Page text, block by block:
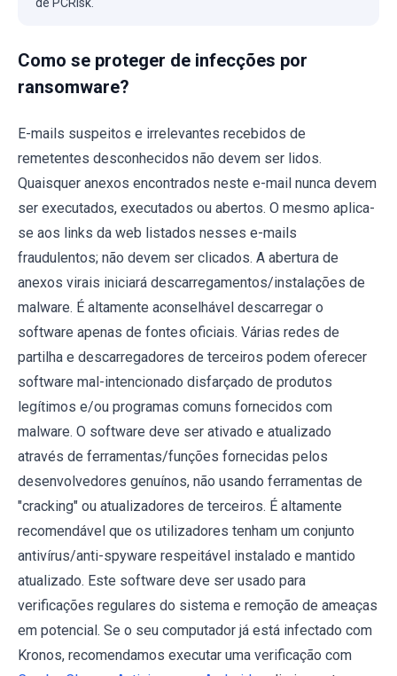
de PCRisk.
Como se proteger de infecções por
ransomware?
E-mails suspeitos e irrelevantes recebidos de
remetentes desconhecidos não devem ser lidos.
Quaisquer anexos encontrados neste e-mail nunca devem
ser executados, executados ou abertos. O mesmo aplica-
se aos links da web listados nesses e-mails
fraudulentos; não devem ser clicados. A abertura de
anexos virais iniciará descarregamentos/instalações de
malware. É altamente aconselhável descarregar o
software apenas de fontes oficiais. Várias redes de
partilha e descarregadores de terceiros podem oferecer
software mal-intencionado disfarçado de produtos
legítimos e/ou programas comuns fornecidos com
malware. O software deve ser ativado e atualizado
através de ferramentas/funções fornecidas pelos
desenvolvedores genuínos, não usando ferramentas de
"cracking" ou atualizadores de terceiros. É altamente
recomendável que os utilizadores tenham um conjunto
antivírus/anti-spyware respeitável instalado e mantido
atualizado. Este software deve ser usado para
verificações regulares do sistema e remoção de ameaças
em potencial. Se o seu computador já está infectado com
Kronos, recomendamos executar uma verificação com